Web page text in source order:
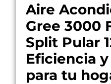
Aire
Gree 3000
Split Pular
Eficiencia
para tu